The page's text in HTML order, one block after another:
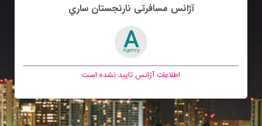
آژانس مسافرتی نارنجستان ساري
اطلاعات آژانس تایید نشده است